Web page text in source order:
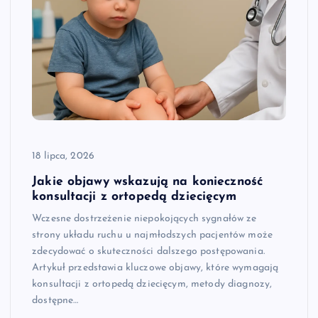
18 lipca, 2026
Jakie objawy wskazują na konieczność
konsultacji z ortopedą dziecięcym
Wczesne dostrzeżenie niepokojących sygnałów ze
strony układu ruchu u najmłodszych pacjentów może
zdecydować o skuteczności dalszego postępowania.
Artykuł przedstawia kluczowe objawy, które wymagają
konsultacji z ortopedą dziecięcym, metody diagnozy,
dostępne…